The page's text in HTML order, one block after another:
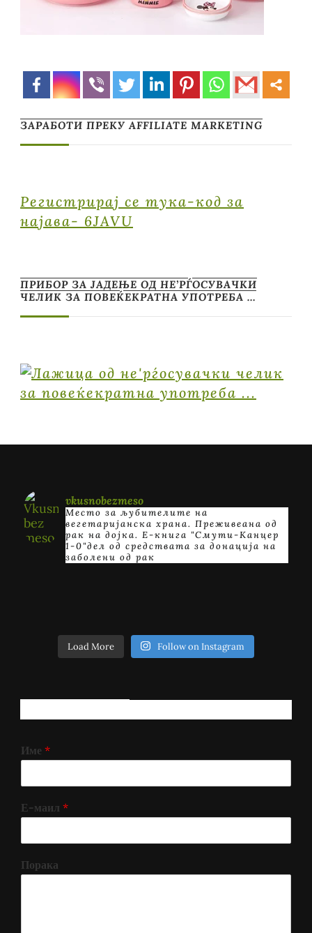
ЗАРАБОТИ ПРЕКУ AFFILIATE MARKETING
Регистрирај се тука-код за
најава- 6JAVU
ПРИБОР ЗА ЈАДЕЊЕ ОД НЕ’РЃОСУВАЧКИ
ЧЕЛИК ЗА ПОВЕЌЕКРАТНА УПОТРЕБА …
vkusnobezmeso
Место за љубителите на
вегетаријанска храна. Преживеана од
рак на дојка. E-книга "Смути-Канцер
1-0"дел од средствата за донација на
заболени од рак
Load More Follow on Instagram
Име *
Е-маил *
Порака